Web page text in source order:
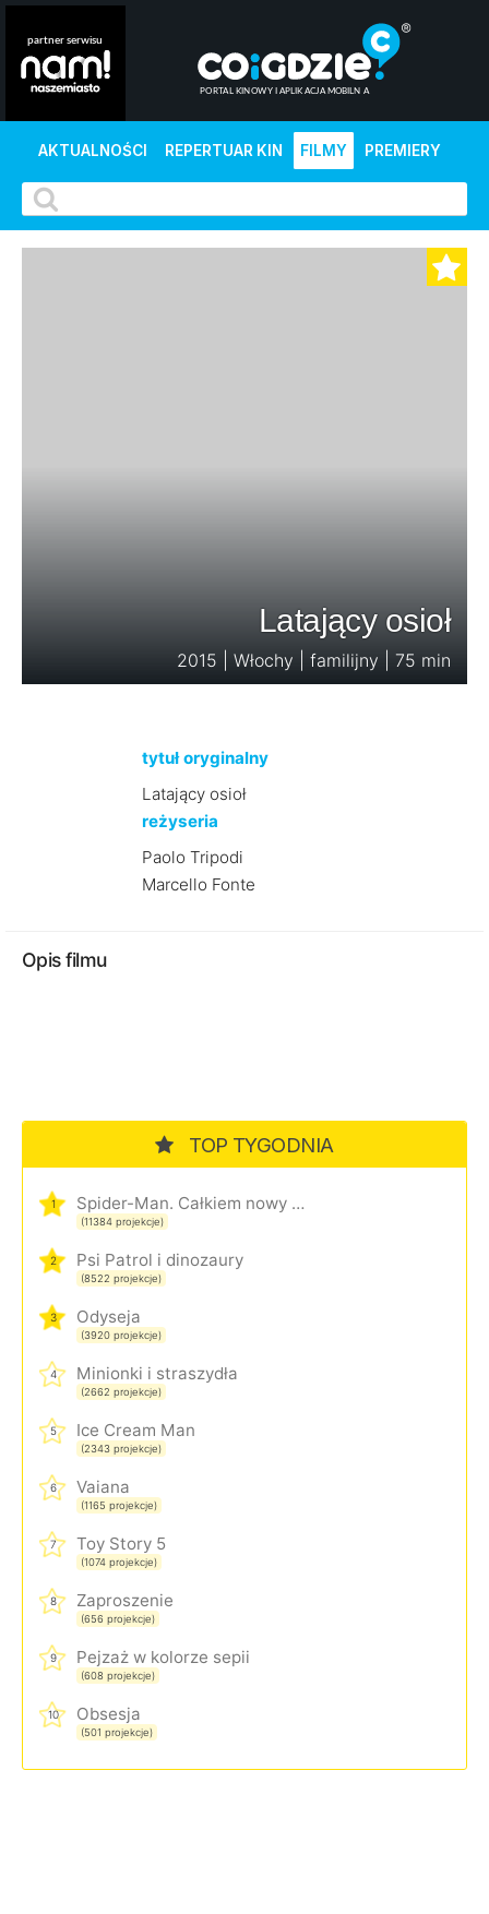
AKTUALNOŚCI REPERTUAR KIN FILMY PREMIERY
Latający osioł
2015 | Włochy | familijny | 75 min
tytuł oryginalny
Latający osioł
reżyseria
Paolo Tripodi
Marcello Fonte
Opis filmu
TOP TYGODNIA
1 Spider-Man. Całkiem nowy dzień
(11384 projekcje)
2 Psi Patrol i dinozaury
(8522 projekcje)
3 Odyseja
(3920 projekcje)
4 Minionki i straszydła
(2662 projekcje)
5 Ice Cream Man
(2343 projekcje)
6 Vaiana
(1165 projekcje)
7 Toy Story 5
(1074 projekcje)
8 Zaproszenie
(656 projekcje)
9 Pejzaż w kolorze sepii
(608 projekcje)
10 Obsesja
(501 projekcje)